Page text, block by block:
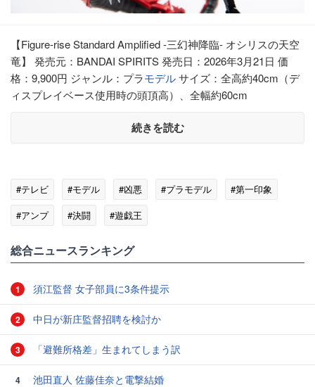
【Figure-rise Standard Amplified -三幻神降臨- オシリスの天空
竜】 発売元：BANDAI SPIRITS 発売日：2026年3月21日 価
格：9,900円 ジャンル：プラモデルサイズ：全高約40cm（デ
ィスプレイベース使用時の頭頂高）、全幅約60cm
続きを読む
#テレビ #モデル #凶悪 #プラモデル
#第一印象
#アンプ
#決闘 #遊戯王
総合ニュースランキング
1 須江監督 女子部員に3条件提示
2 中日が新庄監督招聘を検討か
3 「避難所格差」生まれてしまう訳
4 池田直人 佐藤佳奈と電撃結婚